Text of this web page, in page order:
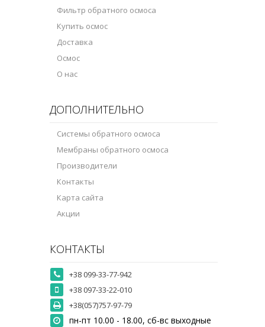
Фильтр обратного осмоса
Купить осмос
Доставка
Осмос
О нас
ДОПОЛНИТЕЛЬНО
Системы обратного осмоса
Мембраны обратного осмоса
Производители
Контакты
Карта сайта
Акции
КОНТАКТЫ
+38 099-33-77-942
+38 097-33-22-010
+38(057)757-97-79
пн-пт 10.00 - 18.00, сб-вс выходные